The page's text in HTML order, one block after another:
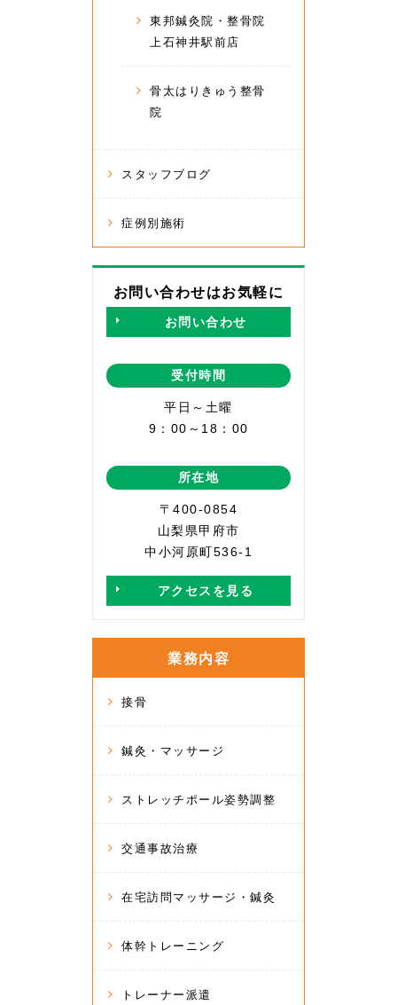
東邦鍼灸院・整骨院
上石神井駅前店
骨太はりきゅう整骨
院
スタッフブログ
症例別施術
お問い合わせはお気軽に
お問い合わせ
受付時間
平日～土曜
9：00～18：00
所在地
〒400-0854
山梨県甲府市
中小河原町536-1
アクセスを見る
業務内容
接骨
鍼灸・マッサージ
ストレッチポール姿勢調整
交通事故治療
在宅訪問マッサージ・鍼灸
体幹トレーニング
トレーナー派遣